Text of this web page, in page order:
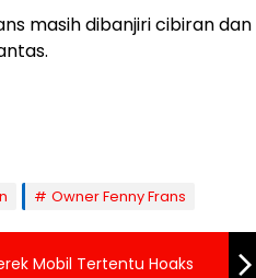
masih dibanjiri cibiran dan
Owner Fenny Frans
Mobil Tertentu Hoaks